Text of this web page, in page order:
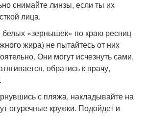
снимайте линзы, если ты их
лица.
«зернышек» по краю ресниц
жира) не пытайтесь от них
Они могут исчезнуть сами,
обратись к врачу,
с пляжа, накладывайте на
огуречные кружки. Подойдет и